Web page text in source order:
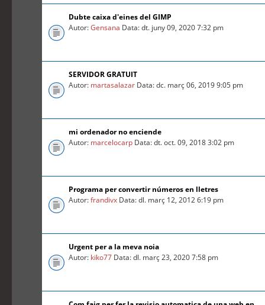
Dubte caixa d'eines del GIMP
Autor:Gensana Data: dt. juny 09, 2020 7:32 pm
SERVIDOR GRATUIT
Autor: martasalazar Data: dc. març 06, 2019 9:05 pm
mi ordenador no enciende
Autor: marcelocarp Data: dt. oct. 09, 2018 3:02 pm
Programa per convertir números en lletres
Autor:frandivx Data: dl. març 12, 2012 6:19 pm
Urgent per a la meva noia
Autor: kiko77 Data: dl. març 23, 2020 7:58 pm